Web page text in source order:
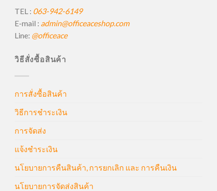
TEL : 063-942-6149
E-mail : admin@officeaceshop.com
Line: @officeace
วิธีสั่งซื้อสินค้า
การสั่งซื้อสินค้า
วิธีการชำระเงิน
การจัดส่ง
แจ้งชำระเงิน
นโยบายการคืนสินค้า, การยกเลิก และ การคืนเงิน
นโยบายการจัดส่งสินค้า